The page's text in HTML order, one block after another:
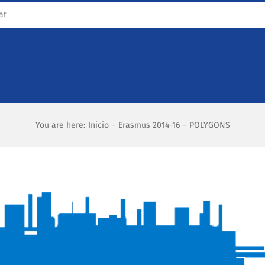
You are here: Inicio - Erasmus 2014-16 - POLYGONS